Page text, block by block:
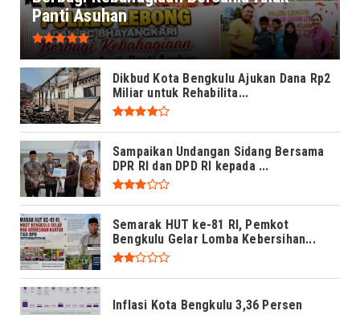
Panti Asuhan
Dikbud Kota Bengkulu Ajukan Dana Rp2
Miliar untuk Rehabilita...
Sampaikan Undangan Sidang Bersama
DPR RI dan DPD RI kepada ...
Semarak HUT ke-81 RI, Pemkot
Bengkulu Gelar Lomba Kebersihan...
Inflasi Kota Bengkulu 3,36 Persen